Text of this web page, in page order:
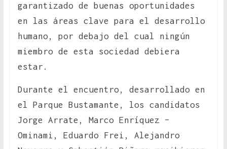
garantizado de buenas oportunidades
en las áreas clave para el desarrollo
humano, por debajo del cual ningún
miembro de esta sociedad debiera
estar.
Durante el encuentro, desarrollado en
el Parque Bustamante, los candidatos
Jorge Arrate, Marco Enríquez –
Ominami, Eduardo Frei, Alejandro